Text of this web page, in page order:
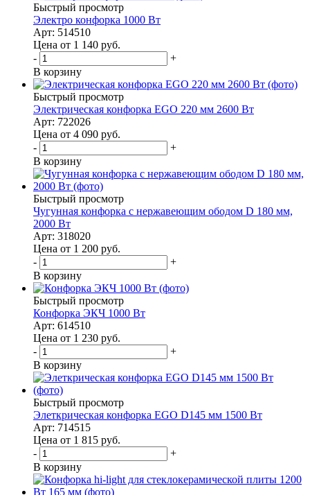
Быстрый просмотр
Электро конфорка 1000 Вт
Арт: 514510
Цена от 1 140 руб.
-
+
В корзину
Быстрый просмотр
Электрическая конфорка EGO 220 мм 2600 Вт
Арт: 722026
Цена от 4 090 руб.
-
+
В корзину
Быстрый просмотр
Чугунная конфорка с нержавеющим ободом D 180 мм,
2000 Вт
Арт: 318020
Цена от 1 200 руб.
-
+
В корзину
Быстрый просмотр
Конфорка ЭКЧ 1000 Вт
Арт: 614510
Цена от 1 230 руб.
-
+
В корзину
Быстрый просмотр
Элеткрическая конфорка EGO D145 мм 1500 Вт
Арт: 714515
Цена от 1 815 руб.
-
+
В корзину